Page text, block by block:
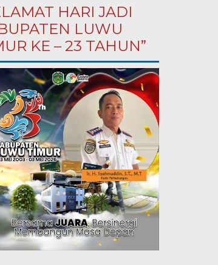
HARI JADI
LUWU
KE – 23 TAHUN”